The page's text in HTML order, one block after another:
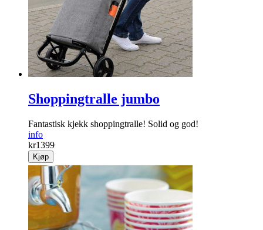
Shoppingtralle jumbo
Fantastisk kjekk shoppingtralle! Solid og god!
info
kr1399
Kjøp